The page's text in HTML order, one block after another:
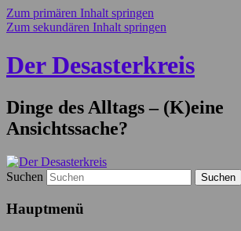
Zum primären Inhalt springen
Zum sekundären Inhalt springen
Der Desasterkreis
Dinge des Alltags – (K)eine
Ansichtssache?
Suchen
Hauptmenü